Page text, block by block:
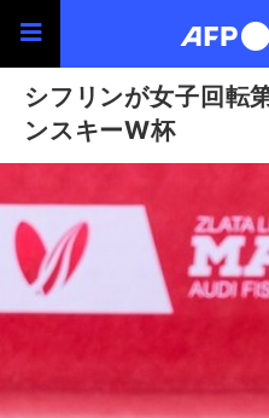
シフリンが女子回転
ンスキーW杯